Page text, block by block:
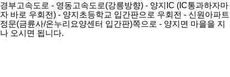
경부고속도로 - 영동고속도로(강릉방향) - 양지IC (IC통과하자마
자 바로 우회전) - 양지초등학교 입간판으로 우회전 - 신원아파트
정문(금륜사/온누리요양센터 입간판)쪽으로 - 양지면 마을을 지
나 오시면 됩니다.